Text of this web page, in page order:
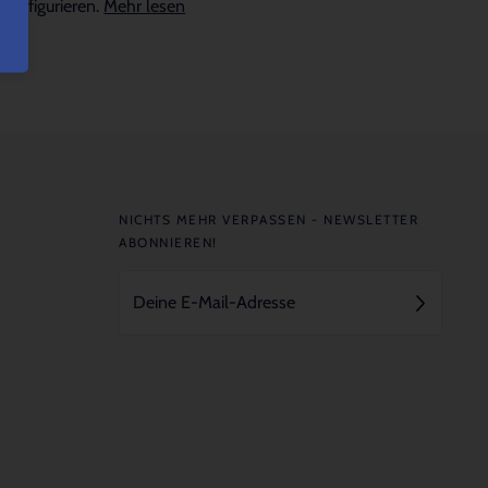
konfigurieren. Mehr lesen
NICHTS MEHR VERPASSEN - NEWSLETTER
ABONNIEREN!